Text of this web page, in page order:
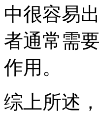
中很容易
者通常需
作用。
综上所述